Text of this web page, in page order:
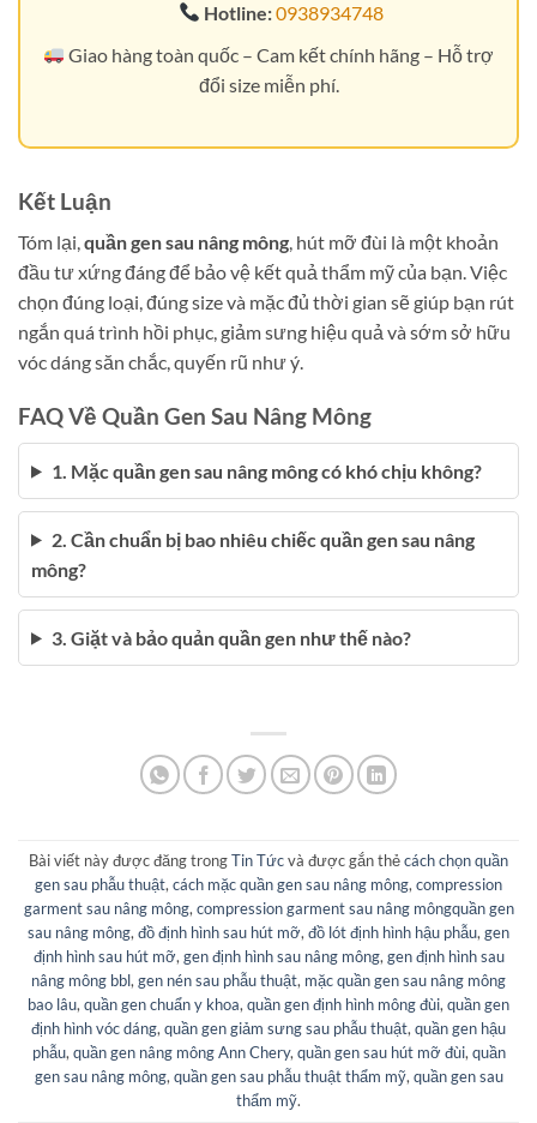
Hotline:0938934748
Giao hàng toàn quốc – Cam kết chính hãng – Hỗ trợ
đổi size miễn phí.
Kết Luận
Tóm lại,quần gen sau nâng mông, hút mỡ đùi là một khoản
đầu tư xứng đáng để bảo vệ kết quả thẩm mỹ của bạn. Việc
chọn đúng loại, đúng size và mặc đủ thời gian sẽ giúp bạn rút
ngắn quá trình hồi phục, giảm sưng hiệu quả và sớm sở hữu
vóc dáng săn chắc, quyến rũ như ý.
FAQ Về Quần Gen Sau Nâng Mông
1. Mặc quần gen sau nâng mông có khó chịu không?
2. Cần chuẩn bị bao nhiêu chiếc quần gen sau nâng
mông?
3. Giặt và bảo quản quần gen như thế nào?
Bài viết này được đăng trongTin Tứcvà được gắn thẻcách chọn quần
gen sau phẫu thuật, cách mặc quần gen sau nâng mông, compression
garment sau nâng mông, compression garment sau nâng môngquần gen
sau nâng mông, đồ định hình sau hút mỡ, đồ lót định hình hậu phẫu, gen
định hình sau hút mỡ, gen định hình sau nâng mông, gen định hình sau
nâng mông bbl, gen nén sau phẫu thuật, mặc quần gen sau nâng mông
bao lâu, quần gen chuẩn y khoa, quần gen định hình mông đùi, quần gen
định hình vóc dáng, quần gen giảm sưng sau phẫu thuật, quần gen hậu
phẫu, quần gen nâng mông Ann Chery, quần gen sau hút mỡ đùi, quần
gen sau nâng mông, quần gen sau phẫu thuật thẩm mỹ, quần gen sau
thẩm mỹ.